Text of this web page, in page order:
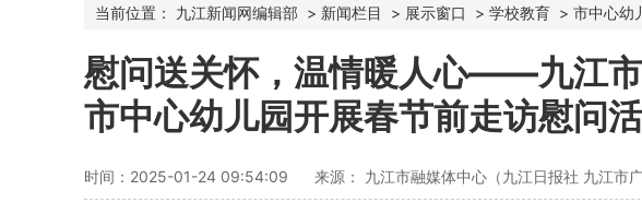
当前位置： 九江新闻网编辑部 > 新闻栏目 > 展示窗口 > 学校教育 > 市中心幼
慰问送关怀，温情暖人心——九江
市中心幼儿园开展春节前走访慰问
时间：2025-01-24 09:54:09 来源： 九江市融媒体中心（九江日报社 九江市